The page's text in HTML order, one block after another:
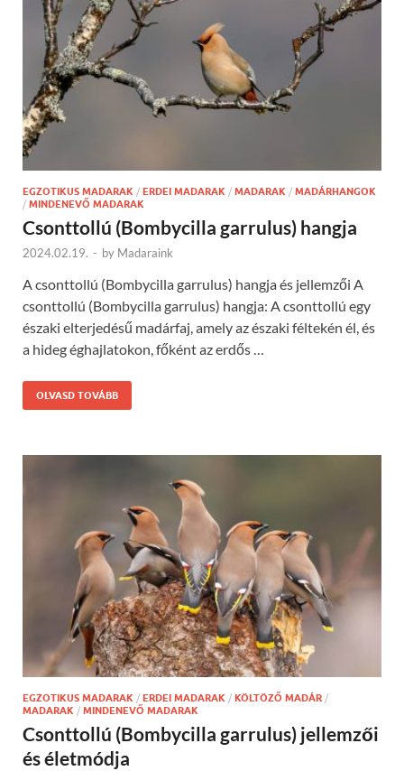
EGZOTIKUS MADARAK / ERDEI MADARAK / MADARAK / MADÁRHANGOK
/ MINDENEVŐ MADARAK
Csonttollú (Bombycilla garrulus) hangja
2024.02.19. - by Madaraink
A csonttollú (Bombycilla garrulus) hangja és jellemzői A
csonttollú (Bombycilla garrulus) hangja: A csonttollú egy
északi elterjedésű madárfaj, amely az északi féltekén él, és
a hideg éghajlatokon, főként az erdős …
OLVASD TOVÁBB
EGZOTIKUS MADARAK / ERDEI MADARAK / KÖLTÖZŐ MADÁR /
MADARAK / MINDENEVŐ MADARAK
Csonttollú (Bombycilla garrulus) jellemzői
és életmódja